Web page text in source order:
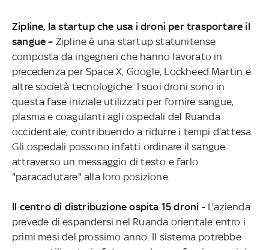
Zipline, la startup che usa i droni per trasportare il
sangue – Zipline è una startup statunitense
composta da ingegneri che hanno lavorato in
precedenza per Space X, Google, Lockheed Martin e
altre società tecnologiche. I suoi droni sono in
questa fase iniziale utilizzati per fornire sangue,
plasma e coagulanti agli ospedali del Ruanda
occidentale, contribuendo a ridurre i tempi d’attesa.
Gli ospedali possono infatti ordinare il sangue
attraverso un messaggio di testo e farlo
"paracadutare" alla loro posizione.
Il centro di distribuzione ospita 15 droni - L’azienda
prevede di espandersi nel Ruanda orientale entro i
primi mesi del prossimo anno. Il sistema potrebbe